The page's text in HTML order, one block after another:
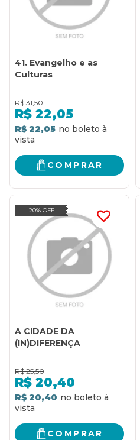
41. Evangelho e as
Culturas
R$ 31,50
R$ 22,05
R$ 22,05
COMPRAR
20% OFF
A CIDADE DA
(IN)DIFERENÇA
R$ 25,50
R$ 20,40
R$ 20,40
COMPRAR